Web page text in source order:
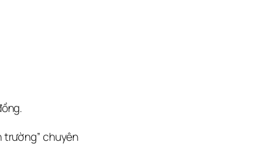
trường” chuyên